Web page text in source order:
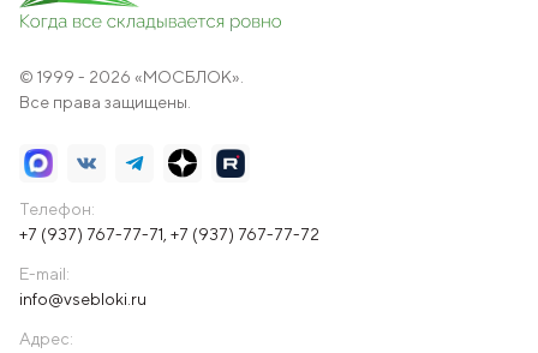
© 1999 - 2026 «МОСБЛОК».
Все права защищены.
Телефон:
+7 (937) 767-77-71 +7 (937) 767-77-72
E-mail:
info@vsebloki.ru
Адрес: